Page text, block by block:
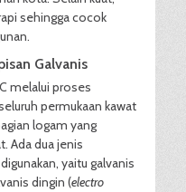
sehingga cocok
Galvanis
melalui proses
permukaan kawat
logam yang
Ada dua jenis
yaitu galvanis
dingin (electro